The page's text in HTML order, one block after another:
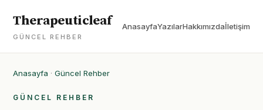
Therapeuticleaf
GÜNCEL REHBER
AnasayfaYazılarHakkımızdaİletişim
Anasayfa · Güncel Rehber
GÜNCEL REHBER